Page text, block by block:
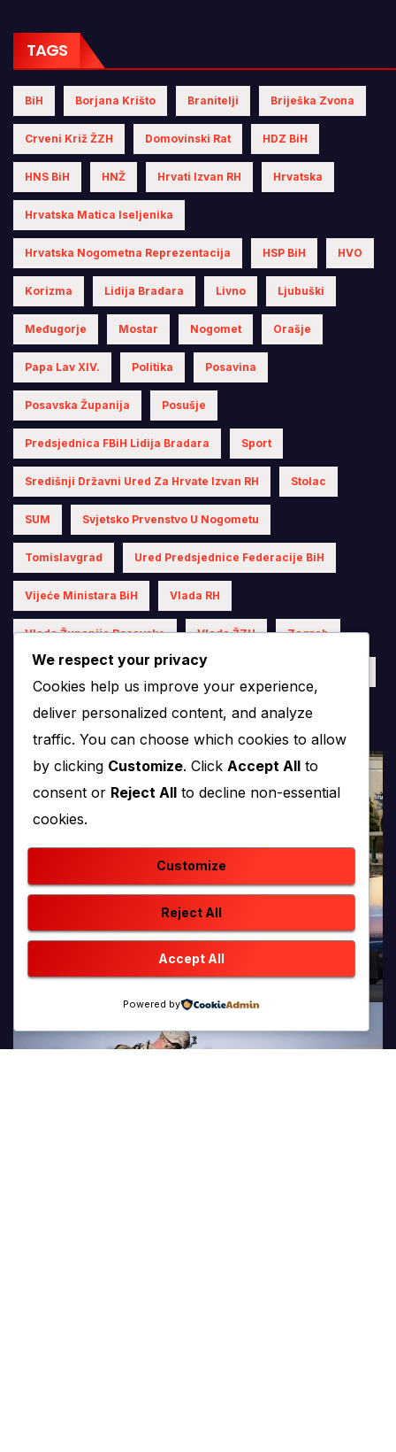
TAGS
BiH Borjana Krišto Branitelji Briješka Zvona
Crveni Križ ŽZH Domovinski Rat HDZ BiH
HNS BiH HNŽ Hrvati Izvan RH Hrvatska
Hrvatska Matica Iseljenika
Hrvatska Nogometna Reprezentacija HSP BiH HVO
Korizma Lidija Bradara Livno Ljubuški
Međugorje Mostar Nogomet Orašje
Papa Lav XIV. Politika Posavina
Posavska Županija Posušje
Predsjednica FBiH Lidija Bradara Sport
Središnji Državni Ured Za Hrvate Izvan RH Stolac
SUM Svjetsko Prvenstvo U Nogometu
Tomislavgrad Ured Predsjednice Federacije BiH
Vijeće Ministara BiH Vlada RH
Vlada Županije Posavske Vlada ŽZH Zagreb
Široki Brijeg
We respect your privacy
Cookies help us improve your experience,
deliver personalized content, and analyze
traffic. You can choose which cookies to allow
by clicking Customize. Click Accept All to
consent or Reject All to decline non-essential
cookies.
Customize
Reject All
Accept All
Powered by